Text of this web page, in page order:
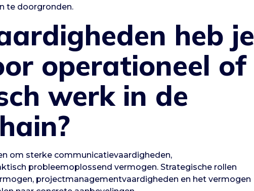
te doorgronden.
heb je
operationeel of
werk in de
om sterke communicatievaardigheden,
probleemoplossend vermogen. Strategische rollen
projectmanagementvaardigheden en het vermogen